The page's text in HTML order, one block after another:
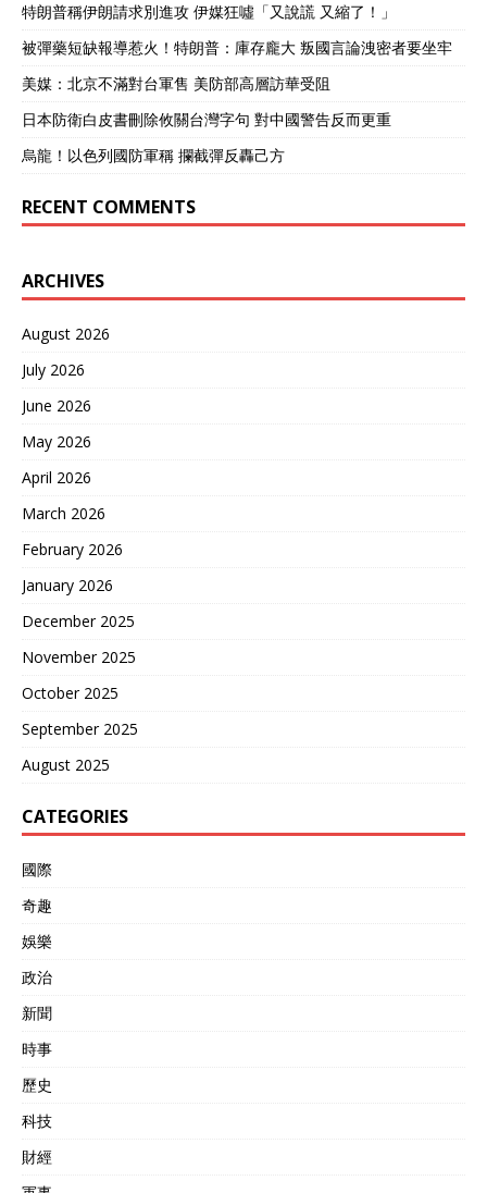
特朗普稱伊朗請求別進攻 伊媒狂噓「又說謊 又縮了！」
被彈藥短缺報導惹火！特朗普：庫存龐大 叛國言論洩密者要坐牢
美媒：北京不滿對台軍售 美防部高層訪華受阻
日本防衛白皮書刪除攸關台灣字句 對中國警告反而更重
烏龍！以色列國防軍稱 攔截彈反轟己方
RECENT COMMENTS
ARCHIVES
August 2026
July 2026
June 2026
May 2026
April 2026
March 2026
February 2026
January 2026
December 2025
November 2025
October 2025
September 2025
August 2025
CATEGORIES
國際
奇趣
娛樂
政治
新聞
時事
歷史
科技
財經